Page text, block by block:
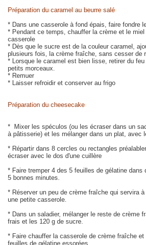
Préparation du caramel au beurre salé
* Dans une casserole à fond épais, faire fondre
* Pendant ce temps, chauffer la crème et le miel
casserole
* Dès que le sucre est de la couleur caramel,
plusieurs fois, la crème fraîche, sans cesser de
* Lorsque le caramel est bien lisse, retirer du
petits morceaux.
* Remuer
* Laisser refroidir et conserver au frigo
Préparation du cheesecake
* Mixer les spéculos (ou les écraser dans un
à pâtisserie) et les mélanger dans un plat, avec
* Répartir dans 8 cercles ou rectangles
écraser avec le dos d'une cuillère
* Faire tremper 4 des 5 feuilles de gélatine dans
5 bonnes minutes.
* Réserver un peu de crème fraîche qui servira
une petite casserole.
* Dans un saladier, mélanger le reste de crème
frais et les 120 g de sucre.
* Faire chauffer la casserole de crème fraîche et
feuilles de gélatine essorées.